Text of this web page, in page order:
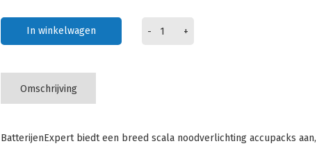
In winkelwagen - +
Omschrijving
BatterijenExpert biedt een breed scala noodverlichting accupacks